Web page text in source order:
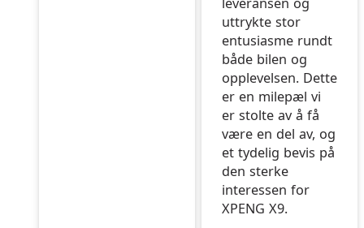
uttrykte stor
entusiasme rundt
både bilen og
opplevelsen. Dette
er en milepæl vi
er stolte av å få
være en del av, og
et tydelig bevis på
den sterke
interessen for
XPENG X9.